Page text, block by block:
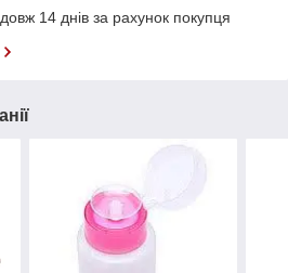
14 днів за рахунок покупця